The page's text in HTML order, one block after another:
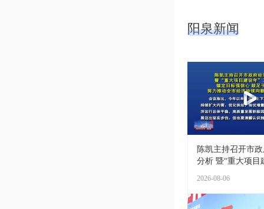
阳泉新闻
陈凯主持召开市
分析 暨“重大项目
2026-08-06